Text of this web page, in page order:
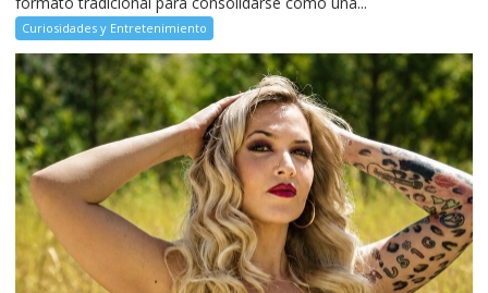
Curiosidades y Entretenimiento